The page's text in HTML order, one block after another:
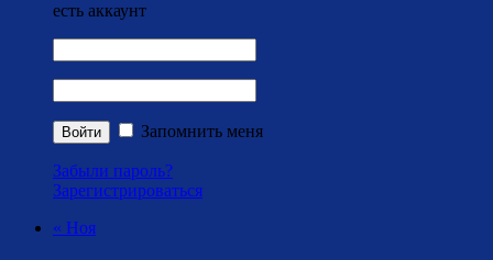
есть аккаунт
Запомнить меня
Забыли пароль?
Зарегистрироваться
« Ноя